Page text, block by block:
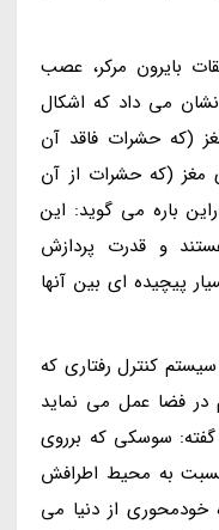
بایرون مرکر، عصب
می داد که اشکال
(که حشرات فاقد آن
مغز (که حشرات از آن
باره می گوید: این
و قدرت پردازش
پیچیده ای بین آنها
کنترل رفتاری که
در فضا عمل می نماید
سوسکی که برروی
به محیط اطرافش
از دنیا می